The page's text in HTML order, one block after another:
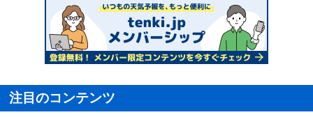
注目のコンテンツ